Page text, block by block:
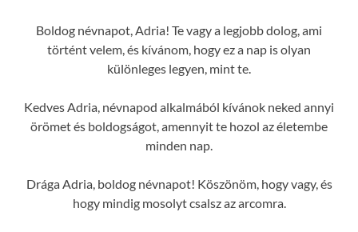
Boldog névnapot, Adria! Te vagy a legjobb dolog, ami
történt velem, és kívánom, hogy ez a nap is olyan
különleges legyen, mint te.
Kedves Adria, névnapod alkalmából kívánok neked annyi
örömet és boldogságot, amennyit te hozol az életembe
minden nap.
Drága Adria, boldog névnapot! Köszönöm, hogy vagy, és
hogy mindig mosolyt csalsz az arcomra.